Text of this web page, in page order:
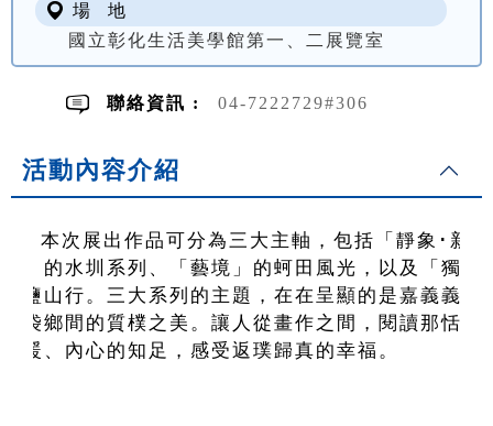
場 地
國立彰化生活美學館第一、二展覽室
聯絡資訊 : 04-7222729#306
活動內容介紹
本次展出作品可分為三大主軸，包括「靜象･新
韻」的水圳系列、「藝境」的蚵田風光，以及「獨白
的鹽山行。三大系列的主題，在在呈顯的是嘉義義竹
布袋鄉間的質樸之美。讓人從畫作之間，閱讀那恬靜
溫暖、內心的知足，感受返璞歸真的幸福。